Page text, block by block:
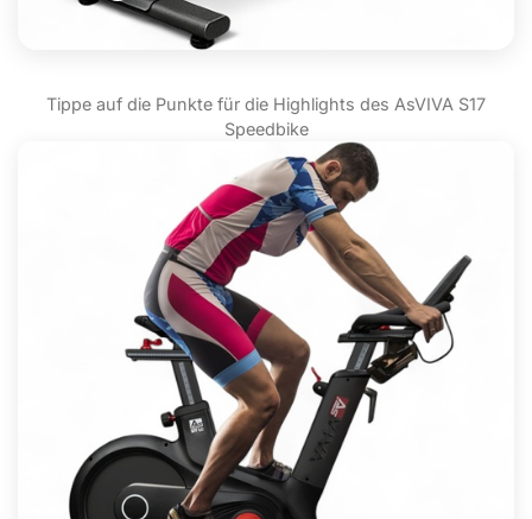
Tippe auf die Punkte für die Highlights des AsVIVA S17
Speedbike